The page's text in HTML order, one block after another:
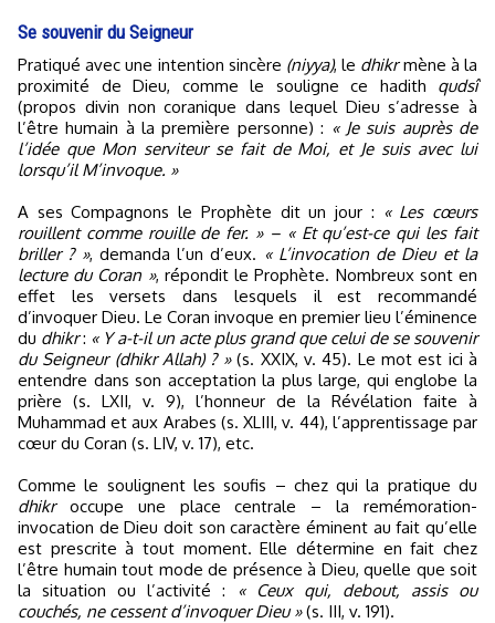
Se souvenir du Seigneur
Pratiqué avec une intention sincère (niyya), le dhikrmène à la
proximité de Dieu, comme le souligne ce hadith qudsî
(propos divin non coranique dans lequel Dieu s’adresse à
l’être humain à la première personne) : « Je suis auprès de
l’idée que Mon serviteur se fait de Moi, et Je suis avec lui
lorsqu’il M’invoque. »
A ses Compagnons le Prophète dit un jour : « Les cœurs
rouillent comme rouille de fer. » – « Et qu’est-ce qui les fait
briller ? », demanda l’un d’eux. « L’invocation de Dieu et la
lecture du Coran », répondit le Prophète. Nombreux sont en
effet les versets dans lesquels il est recommandé
d’invoquer Dieu. Le Coran invoque en premier lieu l’éminence
du dhikr: « Y a-t-il un acte plus grand que celui de se souvenir
du Seigneur (dhikr Allah) ? »(s. XXIX, v. 45). Le mot est ici à
entendre dans son acceptation la plus large, qui englobe la
prière (s. LXII, v. 9), l’honneur de la Révélation faite à
Muhammad et aux Arabes (s. XLIII, v. 44), l’apprentissage par
cœur du Coran (s. LIV, v. 17), etc.
Comme le soulignent les soufis – chez qui la pratique du
dhikr occupe une place centrale – la remémoration-
invocation de Dieu doit son caractère éminent au fait qu’elle
est prescrite à tout moment. Elle détermine en fait chez
l’être humain tout mode de présence à Dieu, quelle que soit
la situation ou l’activité :
« Ceux qui, debout, assis ou
couchés, ne cessent d’invoquer Dieu »(s. III, v. 191).